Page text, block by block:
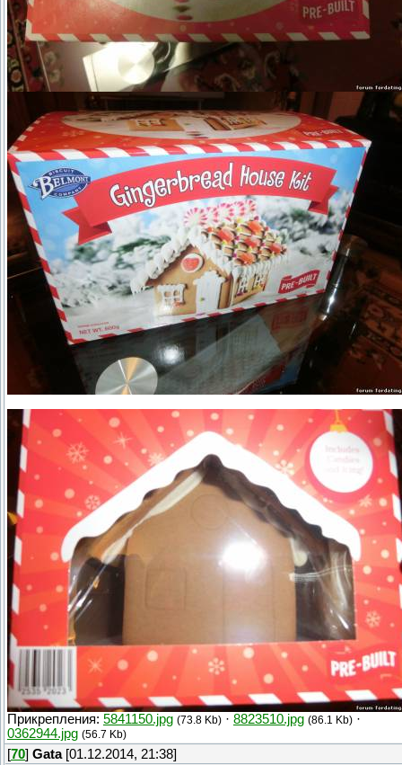
Прикрепления: 5841150.jpg (73.8 Kb) · 8823510.jpg (86.1 Kb) ·
0362944.jpg (56.7 Kb)
[70] Gata[01.12.2014, 21:38]